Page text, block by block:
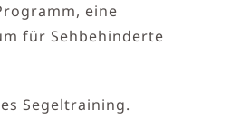
eine
für Sehbehinderte
Segeltraining.